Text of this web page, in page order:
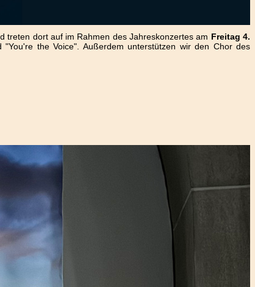
treten dort auf im Rahmen des Jahreskonzertes am Freitag 4.
the Voice". Außerdem unterstützen wir den Chor des